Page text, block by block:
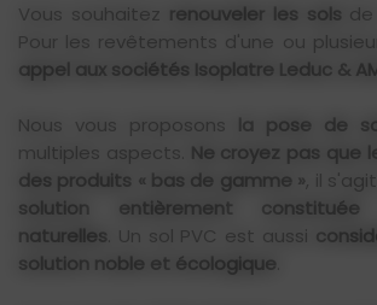
Vous souhaitez renouveler les sols
Pour les revêtements d'une ou
appel aux sociétés Isoplatre Leduc &
Nous vous proposons la pose de
multiples aspects. Ne croyez pas que
des produits « bas de gamme »
, il
solution entièrement
naturelles . Un sol PVC est aussi
solution noble et écologique